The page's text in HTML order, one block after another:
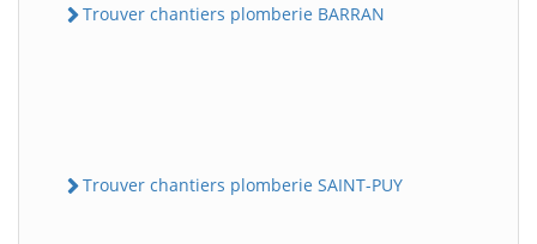
Trouver chantiers plomberie BARRAN
Trouver chantiers plomberie SAINT-PUY